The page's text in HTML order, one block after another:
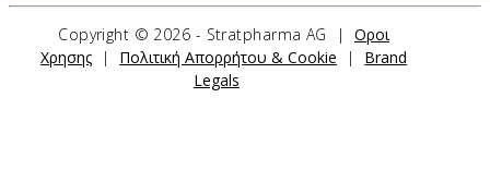
ΕΠΙΚΟΙΝΩΝΗΣΤΕ ΜΑΖΙ ΜΑΣ
Copyright © 2026 - Stratpharma AG | Οροι
Χρησης| Πολιτική Απορρήτου & Cookie | Brand
Legals